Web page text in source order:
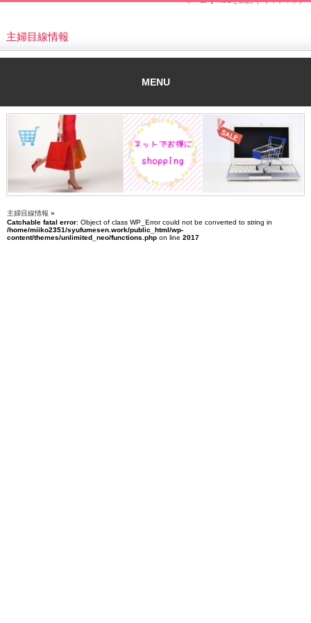
主婦目線情報
MENU
主婦目線情報 »
Catchable fatal error: Object of class WP_Error could not be converted to string in
/home/miiko2351/syufumesen.work/public_html/wp-
content/themes/unlimited_neo/functions.php on line 2017